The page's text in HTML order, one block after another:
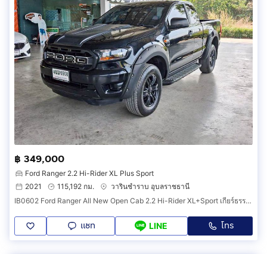
฿ 349,000
Ford Ranger 2.2 Hi-Rider XL Plus Sport
2021
115,192 กม.
วารินชำราบ อุบลราชธานี
IB0602 Ford Ranger All New Open Cab 2.2 Hi-Rider XL+Sport เกียร์ธรรมดา ปี 2021
แชท LINE โทร